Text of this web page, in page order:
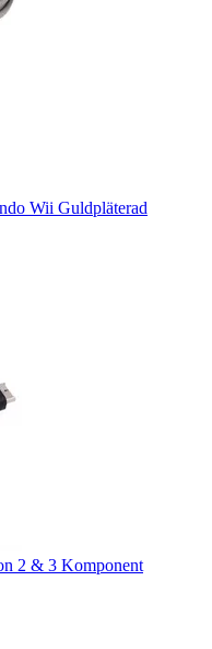
Wii Guldpläterad
2 & 3 Komponent